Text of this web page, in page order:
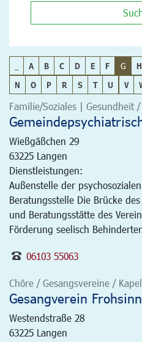
A B C D E F G H
N
O P R S T U V
Familie/Soziales | Gesundheit
Wießgäßchen 29
63225 Langen
Dienstleistungen:
Außenstelle der
Beratungsstelle Die Brücke
und Beratungsstätte des
Förderung seelisch Behinderter
06103 55063
Chöre / Gesangsvereine /
Gesangverein
Westendstraße 28
63225 Langen